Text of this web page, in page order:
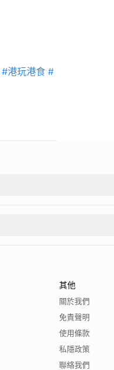
#港玩港食 #
其他
關於我們
免責聲明
使用條款
私隱政策
聯絡我們